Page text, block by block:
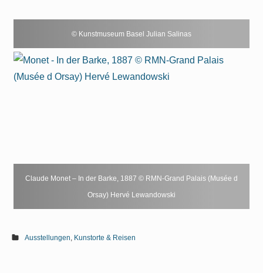
© Kunstmuseum Basel Julian Salinas
Claude Monet – In der Barke, 1887 © RMN-Grand Palais (Musée d
Orsay) Hervé Lewandowski
Ausstellungen Kunstorte & Reisen